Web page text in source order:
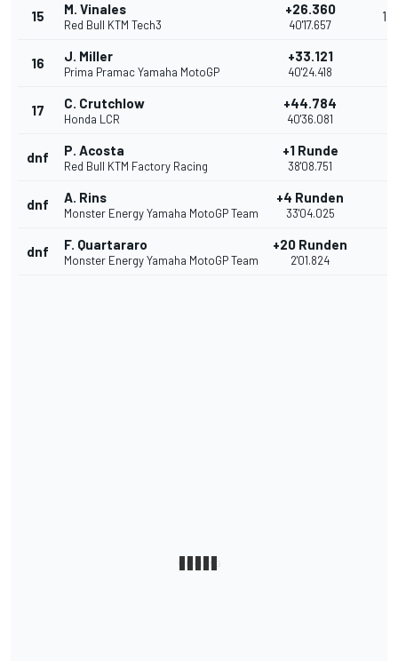
15 M. Vinales
Red Bull KTM Tech3
+26.360
40'17.657
1
16 J. Miller
Prima Pramac Yamaha MotoGP
+33.121
40'24.418
17 C. Crutchlow
Honda LCR
+44.784
40'36.081
dnf P. Acosta
Red Bull KTM Factory Racing
+1 Runde
38'08.751
dnf A. Rins
Monster Energy Yamaha MotoGP Team
+4 Runden
33'04.025
dnf F. Quartararo
Monster Energy Yamaha MotoGP Team
+20 Runden
2'01.824